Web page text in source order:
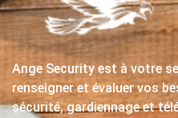
Ange Security est à votre
renseigner et évaluer vos
sécurité, gardiennage et